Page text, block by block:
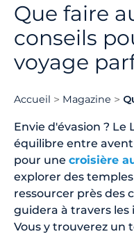
Que faire
conseils
voyage
Accueil Magazine
Envie d'évasion ?
équilibre entre
pour une croisière
explorer des
ressourcer près des
guidera à travers les
Vous y trouverez un